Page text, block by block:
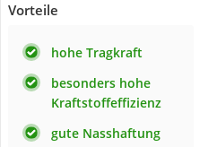
Vorteile
hohe Tragkraft
besonders hohe
Kraftstoffeffizienz
gute Nasshaftung